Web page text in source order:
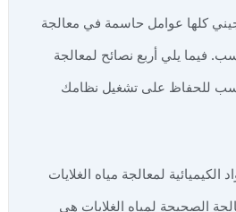
كلها عوامل حاسمة في معالجة
فيما يلي أربع نصائح لمعالجة
للحفاظ على تشغيل نظامك
الصحيحة لمياه الغلايات هي